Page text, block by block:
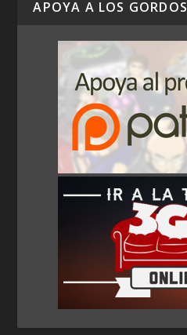
APOYA A LOS GORDOS